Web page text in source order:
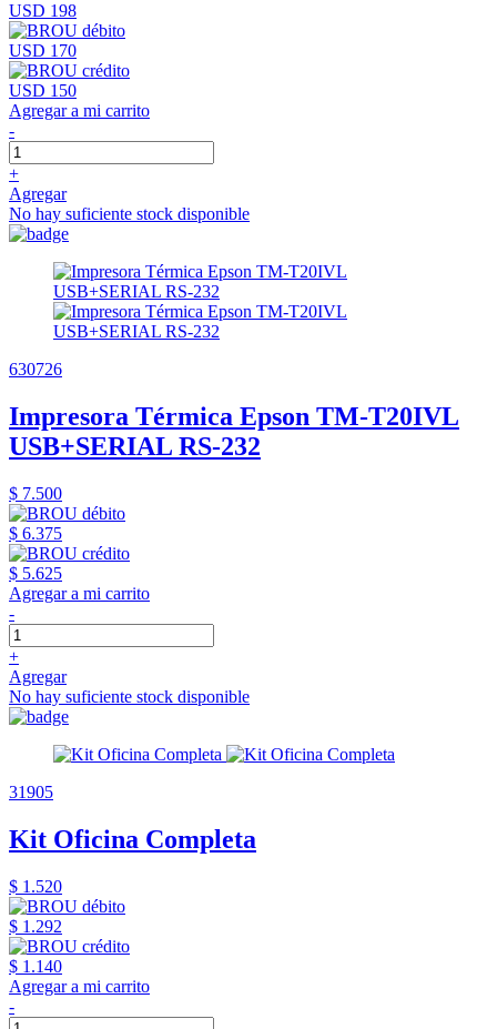
USD 198
USD 170
USD 150
Agregar a mi carrito
-
+
Agregar
No hay suficiente stock disponible
630726
Impresora Térmica Epson TM-T20IVL
USB+SERIAL RS-232
$ 7.500
$ 6.375
$ 5.625
Agregar a mi carrito
-
+
Agregar
No hay suficiente stock disponible
31905
Kit Oficina Completa
$ 1.520
$ 1.292
$ 1.140
Agregar a mi carrito
-